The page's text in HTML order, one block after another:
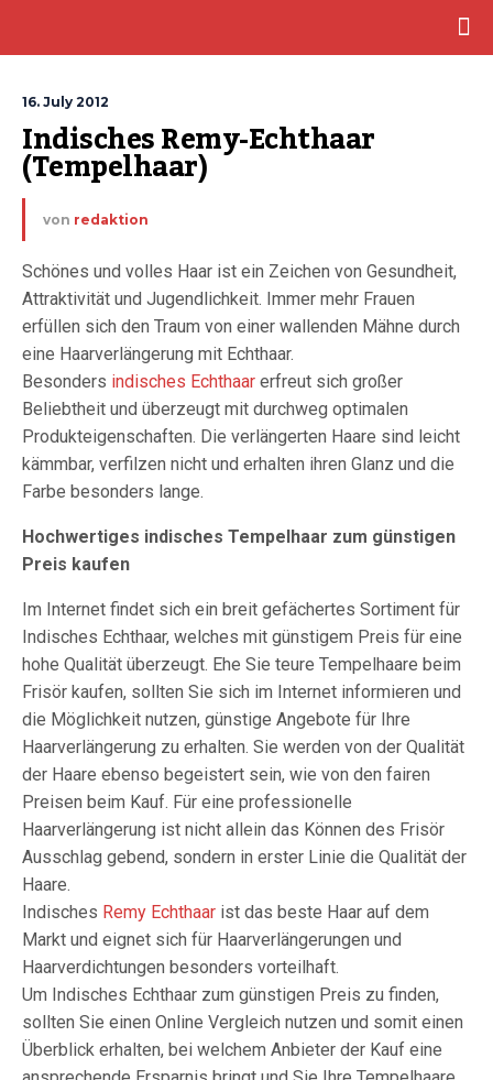
16. July 2012
Indisches Remy-Echthaar
(Tempelhaar)
von redaktion
Schönes und volles Haar ist ein Zeichen von Gesundheit,
Attraktivität und Jugendlichkeit. Immer mehr Frauen
erfüllen sich den Traum von einer wallenden Mähne durch
eine Haarverlängerung mit Echthaar.
Besonders indisches Echthaar erfreut sich großer
Beliebtheit und überzeugt mit durchweg optimalen
Produkteigenschaften. Die verlängerten Haare sind leicht
kämmbar, verfilzen nicht und erhalten ihren Glanz und die
Farbe besonders lange.
Hochwertiges indisches Tempelhaar zum günstigen
Preis kaufen
Im Internet findet sich ein breit gefächertes Sortiment für
Indisches Echthaar, welches mit günstigem Preis für eine
hohe Qualität überzeugt. Ehe Sie teure Tempelhaare beim
Frisör kaufen, sollten Sie sich im Internet informieren und
die Möglichkeit nutzen, günstige Angebote für Ihre
Haarverlängerung zu erhalten. Sie werden von der Qualität
der Haare ebenso begeistert sein, wie von den fairen
Preisen beim Kauf. Für eine professionelle
Haarverlängerung ist nicht allein das Können des Frisör
Ausschlag gebend, sondern in erster Linie die Qualität der
Haare.
Indisches Remy Echthaar ist das beste Haar auf dem
Markt und eignet sich für Haarverlängerungen und
Haarverdichtungen besonders vorteilhaft.
Um Indisches Echthaar zum günstigen Preis zu finden,
sollten Sie einen Online Vergleich nutzen und somit einen
Überblick erhalten, bei welchem Anbieter der Kauf eine